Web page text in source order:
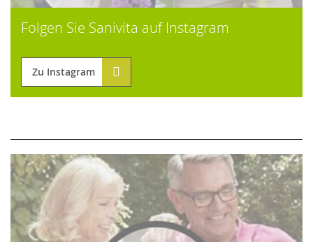
Folgen Sie Sanivita auf Instagram
Zu Instagram